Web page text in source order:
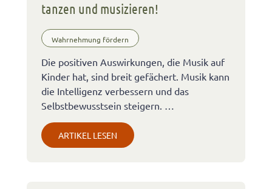
tanzen und musizieren!
Wahrnehmung fördern
Die positiven Auswirkungen, die Musik auf
Kinder hat, sind breit gefächert. Musik kann
die Intelligenz verbessern und das
Selbstbewusstsein steigern. …
ARTIKEL LESEN